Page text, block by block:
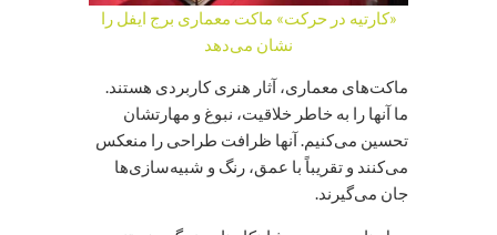
«کارتیه در حرکت» ماکت معماری برج ایفل را
نشان می‌دهد
ماکت‌های معماری، آثار هنری کاربردی هستند.
ما آنها را به خاطر خلاقیت، نبوغ و مهارتشان
تحسین می‌کنیم. آنها ظرافت طراحی را منعکس
می‌کنند و تقریباً با عمق، رنگ و شبیه‌سازی‌ها
جان می‌گیرند.